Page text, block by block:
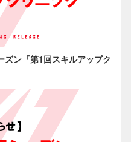
ズン『第1回スキルアップク